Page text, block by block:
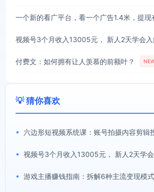
付费文：如何拥有让人羡慕的前额叶？
💡 猜你喜欢
•
•
•